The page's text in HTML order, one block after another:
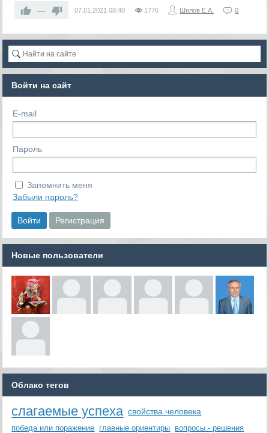
— 07.01.2021 08:40 1776 Шилов Е.А. 0
Войти на сайт
E-mail
Пароль
Запомнить меня
Забыли пароль?
Новые пользователи
Облако тегов
слагаемые успеха свойства человека
победа или поражение главные ориентиры вопросы - решения